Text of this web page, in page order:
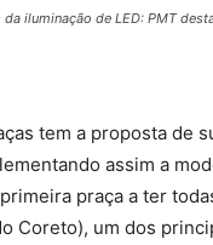
iluminação de LED: PMT
tem a proposta
assim a
praça a ter
Coreto), um dos